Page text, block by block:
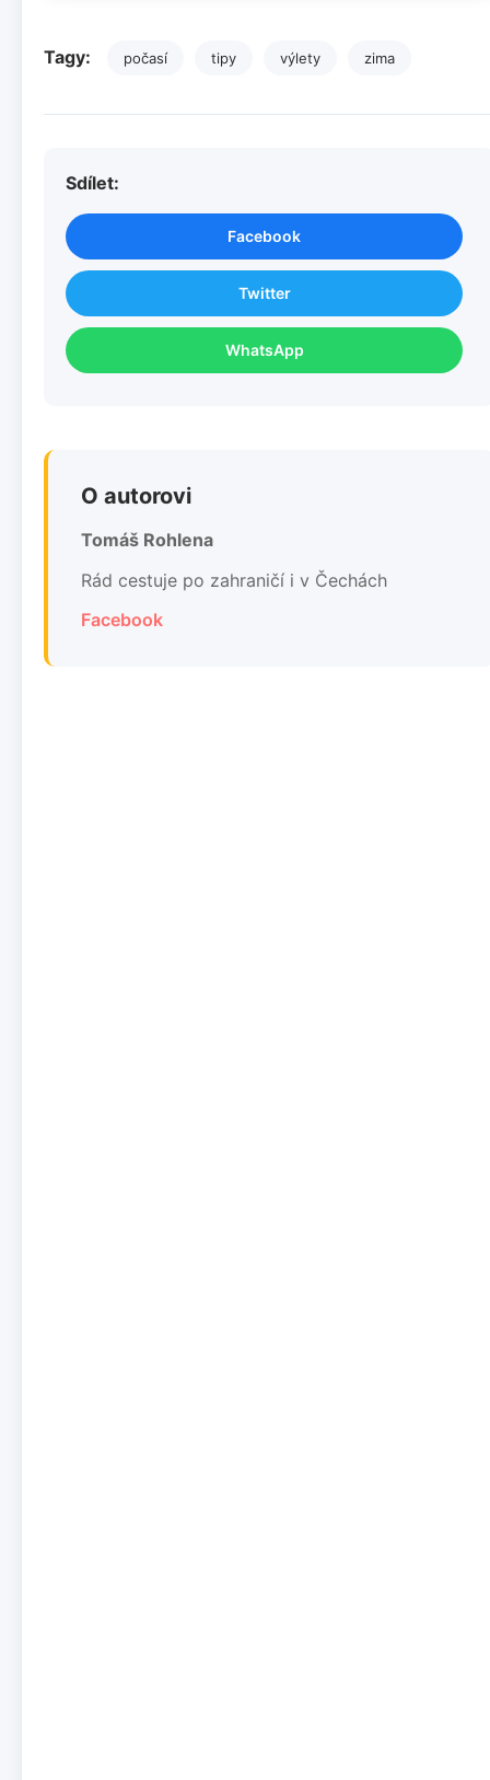
Tagy: počasí tipy výlety zima
Sdílet:
Facebook
Twitter
WhatsApp
O autorovi
Tomáš Rohlena
Rád cestuje po zahraničí i v Čechách
Facebook